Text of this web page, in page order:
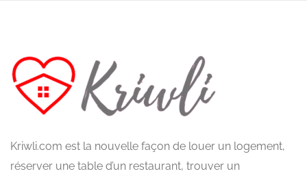
Kriwli.com est la nouvelle façon de louer un logement,
réserver une table d’un restaurant, trouver un